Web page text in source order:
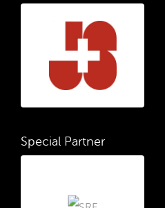
Special Partner